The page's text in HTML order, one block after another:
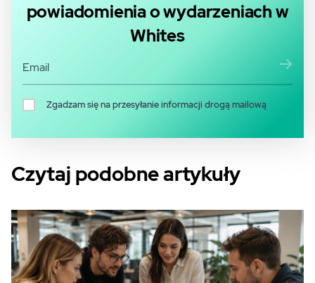
powiadomienia o wydarzeniach w
Whites
Zgadzam się na przesyłanie informacji drogą mailową
Czytaj podobne artykuły